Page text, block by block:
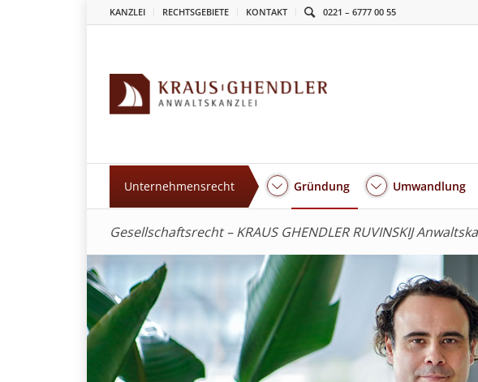
KANZLEI RECHTSGEBIETE KONTAKT 0221 – 6777 00 55
Unternehmensrecht Gründung Umwandlung
Gesellschaftsrecht – KRAUS GHENDLER RUVINSKIJ